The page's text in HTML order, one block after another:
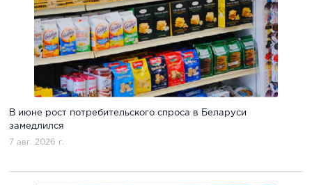
В июне рост потребительского спроса в Беларуси
замедлился
7 авг. 2026 г.